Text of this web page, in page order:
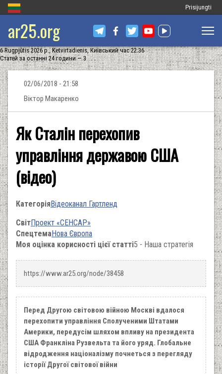
Меню
користувача
Prisijungti
ar25.org
6 Rugpjūtis 2026 р., Ketvirtadienis, Київський час 22:36
Статей за останні 24 години — 3
02/06/2018 - 21:58
Віктор Макаренко
Як Сталін перехопив
управління державою США
(відео)
КатегоріяВідеоканал Гартленд
СвітПроект «СЕНСАР»
СпецтемаНова Європа
Моя оцінка корисності цієї статті5 - Наша стратегія
https://www.ar25.org/node/38458
Перед Другою світовою війною Москві вдалося
перехопити управління Сполученими Штатами
Америки, передусім шляхом впливу на президента
США Франкліна Рузвельта та його уряд. Глобальне
відродження націоналізму почнеться з перегляду
історії Другої світової війни